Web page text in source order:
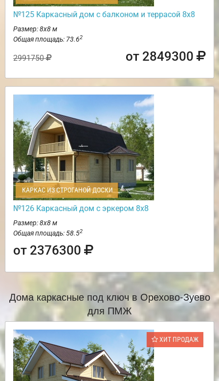
№125 Каркасный дом с балконом и террасой 8х8
Размер: 8х8 м
Общая площадь: 73.62
2991750 от 2849300
КАРКАС ИЗ СТРОГАНОЙ ДОСКИ
№126 Каркасный дом с эркером 8х8
Размер: 8х8 м
Общая площадь: 58.52
от 2376300
Дома каркасные под ключ в Орехово-Зуево
для ПМЖ
ХИТ ПРОДАЖ